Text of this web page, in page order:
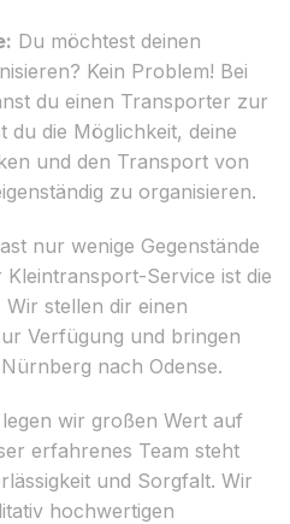
Du möchtest deinen
Kein Problem! Bei
du einen Transporter zur
du die Möglichkeit, deine
und den Transport von
zu organisieren.
nur wenige Gegenstände
Service ist die
stellen dir einen
Verfügung und bringen
nach Odense.
wir großen Wert auf
erfahrenes Team steht
und Sorgfalt. Wir
hochwertigen